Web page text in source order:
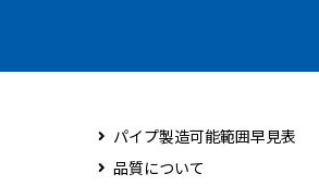
パイプ製造可能範囲早見表
品質について